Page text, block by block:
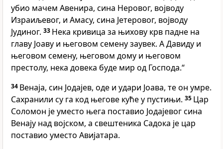
убио мачем Авенира, сина Неровог, војводу
Израиљевог, и Амасу, сина Јетеровог, војводу
Јудиног. 33 Нека кривица за њихову крв падне на
главу Јоаву и његовом семену заувек. А Давиду и
његовом семену, његовом дому и његовом
престолу, нека довека буде мир од Господа.“
34 Венаја, син Јодајев, оде и удари Јоава, те он умре.
Сахранили су га код његове куће у пустињи. 35 Цар
Соломон је уместо њега поставио Јодајевог сина
Венају над војском, а свештеника Садока је цар
поставио уместо Авијатара.